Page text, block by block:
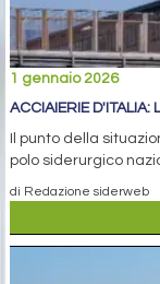
1 gennaio 2026
ACCIAIERIE D'ITALIA:
Il punto della
polo siderurgico
di Redazione siderweb